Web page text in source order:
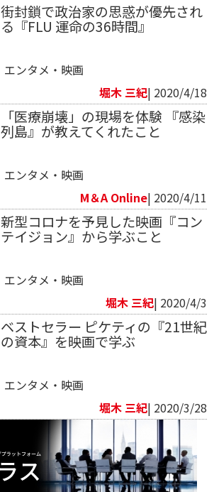
街封鎖で政治家の思惑が優先され
る『FLU 運命の36時間』
エンタメ・映画
堀木 三紀| 2020/4/18
「医療崩壊」の現場を体験 『感染
列島』が教えてくれたこと
エンタメ・映画
M＆A Online| 2020/4/11
新型コロナを予見した映画『コン
テイジョン』から学ぶこと
エンタメ・映画
堀木 三紀| 2020/4/3
ベストセラー ピケティの『21世紀
の資本』を映画で学ぶ
エンタメ・映画
堀木 三紀| 2020/3/28